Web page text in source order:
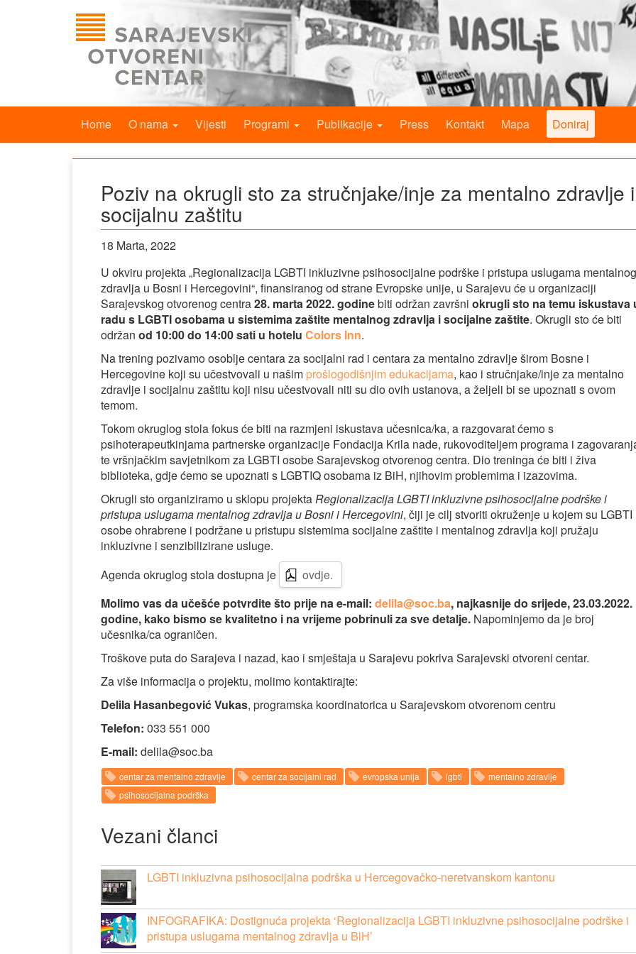
Home O nama Vijesti Programi Publikacije Press Kontakt Mapa Doniraj
Poziv na okrugli sto za stručnjake/inje za mentalno zdravlje i
socijalnu zaštitu
18 Marta, 2022
U okviru projekta „Regionalizacija LGBTI inkluzivne psihosocijalne podrške i pristupa uslugama mentalnog
zdravlja u Bosni i Hercegovini“, finansiranog od strane Evropske unije, u Sarajevu će u organizaciji
Sarajevskog otvorenog centra28. marta 2022. godinebiti održan završni okrugli sto na temu iskustava
radu s LGBTI osobama u sistemima zaštite mentalnog zdravlja i socijalne zaštite. Okrugli sto će biti
održan od 10:00 do 14:00 sati u hotelu Colors Inn.
Na trening pozivamo osoblje centara za socijalni rad i centara za mentalno zdravlje širom Bosne i
Hercegovine koji su učestvovali u našim prošlogodišnjim edukacijama, kao i stručnjake/inje za mentalno
zdravlje i socijalnu zaštitu koji nisu učestvovali niti su dio ovih ustanova, a željeli bi se upoznati s ovom
temom.
Tokom okruglog stola fokus će biti na razmjeni iskustava učesnica/ka, a razgovarat ćemo s
psihoterapeutkinjama partnerske organizacije Fondacija Krila nade, rukovoditeljem programa i
te vršnjačkim savjetnikom za LGBTI osobe Sarajevskog otvorenog centra. Dio treninga će biti i živa
biblioteka, gdje ćemo se upoznati s LGBTIQ osobama iz BiH, njihovim problemima i izazovima.
Okrugli sto organiziramo u sklopu projektaRegionalizacija LGBTI inkluzivne psihosocijalne podrške i
pristupa uslugama mentalnog zdravlja u Bosni i Hercegovini, čiji je cilj stvoriti okruženje u kojem su LGBTI
osobe ohrabrene i podržane u pristupu sistemima socijalne zaštite i mentalnog zdravlja koji pružaju
inkluzivne i senzibilizirane usluge.
Agenda okruglog stola dostupna je
ovdje.
Molimo vas da učešće potvrdite što prije na e-mail: delila@soc.ba, najkasnije do srijede, 23.03.2022.
godine, kako bismo se kvalitetno i na vrijeme pobrinuli za sve detalje. Napominjemo da je broj
učesnika/ca ograničen.
Troškove puta do Sarajeva i nazad, kao i smještaja u Sarajevu pokriva Sarajevski otvoreni centar.
Za više informacija o projektu, molimo kontaktirajte:
Delila Hasanbegović Vukas, programska koordinatorica u Sarajevskom otvorenom centru
Telefon: 033 551 000
E-mail: delila@soc.ba
centar za mentalno zdravlje centar za socijalni rad evropska unija lgbti
mentalno zdravlje
psihosocijalna podrška
Vezani članci
LGBTI inkluzivna psihosocijalna podrška u Hercegovačko-neretvanskom kantonu
INFOGRAFIKA: Dostignuća projekta ‘Regionalizacija LGBTI inkluzivne psihosocijalne podrške i
pristupa uslugama mentalnog zdravlja u BiH’